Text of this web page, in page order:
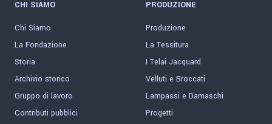
CHI SIAMO
Chi Siamo
La Fondazione
Storia
Archivio storico
Gruppo di lavoro
Contributi pubblici
PRODUZIONE
Produzione
La Tessitura
I Telai Jacquard
Velluti e Broccati
Lampassi e Damaschi
Progetti